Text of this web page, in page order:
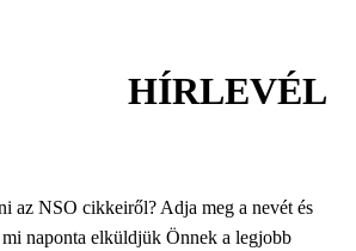
HÍRLEVÉL
az NSO cikkeiről? Adja meg a nevét és
naponta elküldjük Önnek a legjobb